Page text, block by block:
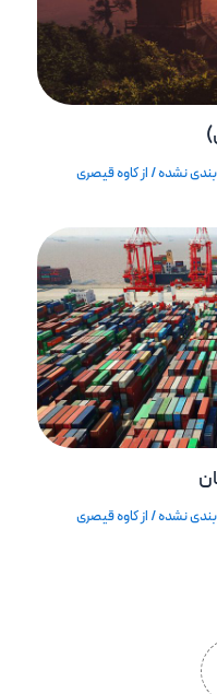
نشده/ از کاوه قیصری
نشده/ از کاوه قیصری